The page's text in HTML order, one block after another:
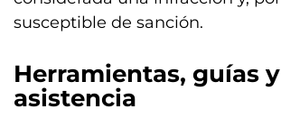
susceptible de sanción.
Herramientas, guías y
asistencia